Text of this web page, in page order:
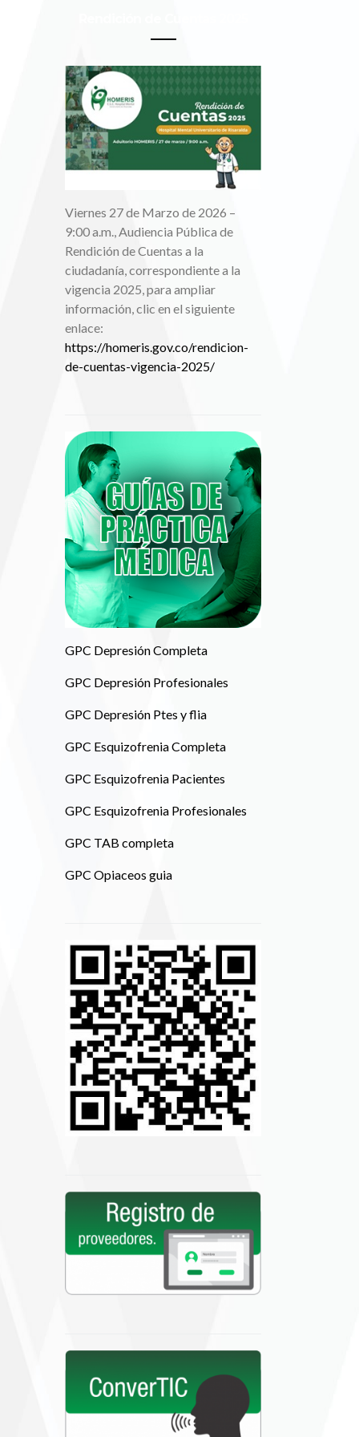
Viernes 27 de Marzo de 2026 –
9:00 a.m., Audiencia Pública de
Rendición de Cuentas a la
ciudadanía, correspondiente a la
vigencia 2025, para ampliar
información, clic en el siguiente
enlace:
https://homeris.gov.co/rendicion-
de-cuentas-vigencia-2025/
GPC Depresión Completa
GPC Depresión Profesionales
GPC Depresión Ptes y flia
GPC Esquizofrenia Completa
GPC Esquizofrenia Pacientes
GPC Esquizofrenia Profesionales
GPC TAB completa
GPC Opiaceos guia